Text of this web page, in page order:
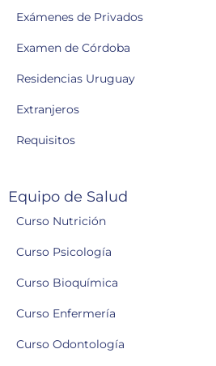
Exámenes de Privados
Examen de Córdoba
Residencias Uruguay
Extranjeros
Requisitos
Equipo de Salud
Curso Nutrición
Curso Psicología
Curso Bioquímica
Curso Enfermería
Curso Odontología